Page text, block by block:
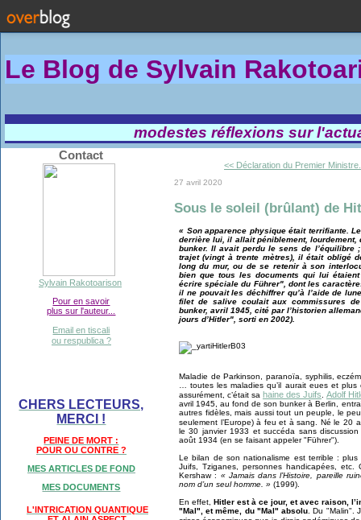
Le Blog de Sylvain Rakotoa
modestes réflexions sur
Contact
Sylvain Rakotoarison
Pour en savoir
plus sur l'auteur...
Email en tiscali
ou respublica ?
CHERS LECTEURS,
MERCI !
PEINE DE MORT :
POUR OU CONTRE ?
MES ARTICLES DE FOND
MES DOCUMENTS
L'INTRICATION QUANTIQUE
<< Déclaration du Premier
27 avril 2020
Sous le soleil (brûlant) de
« Son apparence physique était terrifiante.
derrière lui, il allait péniblement,
bunker. Il avait perdu le sens de
trajet (vingt à trente mètres), il était obligé
long du mur, ou de se retenir à son
bien que tous les documents qui lui
écrire spéciale du Führer", dont les
il ne pouvait les déchiffrer qu’à l’aide de
filet de salive coulait aux commissures
bunker, avril 1945, cité par l’historien
jours d’Hitler", sorti en 2002).
Maladie de Parkinson, paranoïa, syphilis,
… toutes les maladies qu’il aurait eues et
assurément, c’était sa haine des Juifs Adolf
avril 1945, au fond de son bunker à Berlin,
autres fidèles, mais aussi tout un peuple, le
seulement l’Europe) à feu et à sang. Né le 20
le 30 janvier 1933 et succéda sans
août 1934 (en se faisant appeler "Führer").
Le bilan de son nationalisme est terrible :
Juifs, Tziganes, personnes handicapées,
Kershaw : « Jamais dans l’Histoire, pareille
nom d’un seul homme. » (1999).
En effet, Hitler est à ce jour, et avec raison,
"Mal", et même, du "Mal" absolu . Du "Malin".